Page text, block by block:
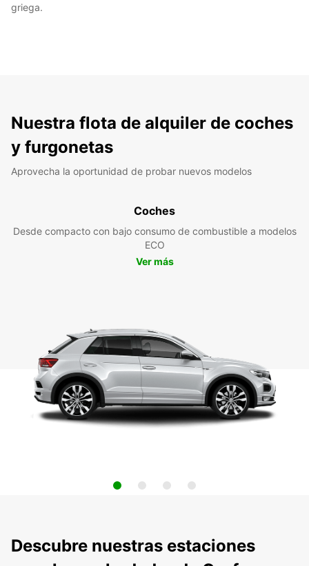
griega.
Nuestra flota de alquiler de coches
y furgonetas
Aprovecha la oportunidad de probar nuevos modelos
Coches
Desde compacto con bajo consumo de combustible a modelos
ECO
Ver más
Descubre nuestras estaciones